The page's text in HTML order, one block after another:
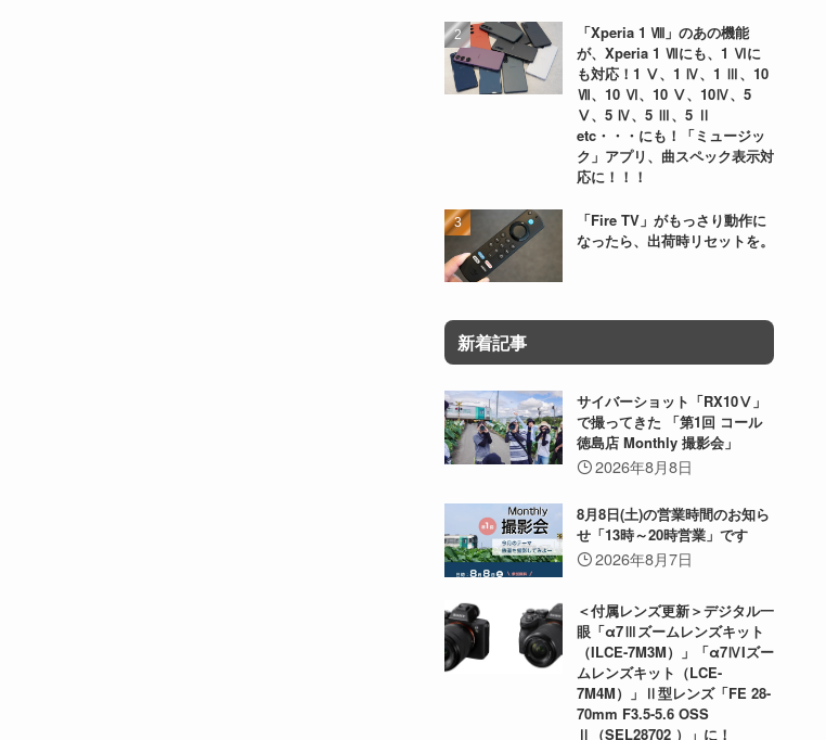
「Xperia 1 Ⅷ」のあの機能
が、Xperia 1 Ⅶにも、1 Ⅵに
も対応！1 Ⅴ、1 Ⅳ、1 Ⅲ、10
Ⅶ、10 Ⅵ、10 Ⅴ、10Ⅳ、5
Ⅴ、5 Ⅳ、5 Ⅲ、5 Ⅱ
etc・・・にも！「ミュージッ
ク」アプリ、曲スペック表示対
応に！！！
「Fire TV」がもっさり動作に
なったら、出荷時リセットを。
新着記事
サイバーショット「RX10Ⅴ」
で撮ってきた 「第1回 コール
徳島店 Monthly 撮影会」
2026年8月8日
8月8日(土)の営業時間のお知ら
せ「13時～20時営業」です
2026年8月7日
＜付属レンズ更新＞デジタル一
眼「α7Ⅲズームレンズキット
（ILCE-7M3M）」「α7ⅣIズー
ムレンズキット（LCE-
7M4M）」Ⅱ型レンズ「FE 28-
70mm F3.5-5.6 OSS
Ⅱ（SEL28702 ）」に！